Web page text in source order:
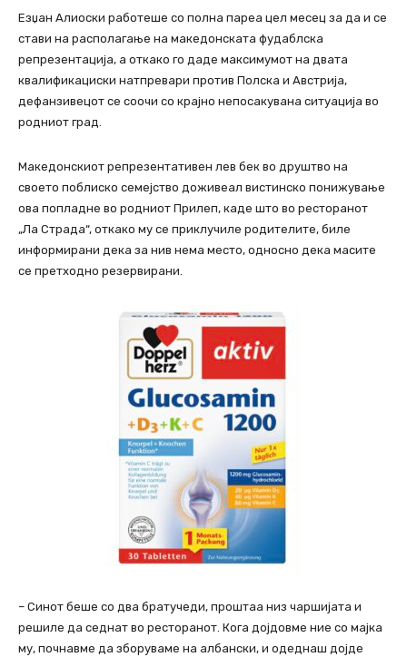
Езџан Алиоски работеше со полна пареа цел месец за да и се
стави на располагање на македонската фудаблска
репрезентација, а откако го даде максимумот на двата
квалификациски натпревари против Полска и Австрија,
дефанзивецот се соочи со крајно непосакувана ситуација во
родниот град.
Македонскиот репрезентативен лев бек во друштво на
своето поблиско семејство доживеал вистинско понижување
ова попладне во родниот Прилеп, каде што во ресторанот
„Ла Страда“, откако му се приклучиле родителите, биле
информирани дека за нив нема место, односно дека масите
се претходно резервирани.
– Синот беше со два братучеди, проштаа низ чаршијата и
решиле да седнат во ресторанот. Кога дојдовме ние со мајка
му, почнавме да зборуваме на албански, и одеднаш дојде